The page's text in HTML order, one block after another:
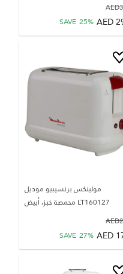
AED
AED
SAVE 25%
مولينكس برنسيبيو موديل
LT160127 محمصة خبز، أبيض
AED
AED
SAVE 27%